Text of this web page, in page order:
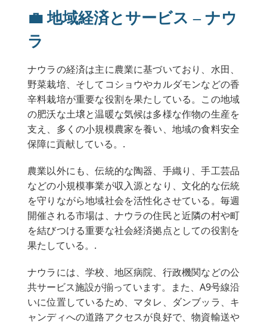
💼 地域経済とサービス – ナウ
ラ
ナウラの経済は主に農業に基づいており、水田、
野菜栽培、そしてコショウやカルダモンなどの香
辛料栽培が重要な役割を果たしている。この地域
の肥沃な土壌と温暖な気候は多様な作物の生産を
支え、多くの小規模農家を養い、地域の食料安全
保障に貢献している。.
農業以外にも、伝統的な陶器、手織り、手工芸品
などの小規模事業が収入源となり、文化的な伝統
を守りながら地域社会を活性化させている。毎週
開催される市場は、ナウラの住民と近隣の村や町
を結びつける重要な社会経済拠点としての役割を
果たしている。.
ナウラには、学校、地区病院、行政機関などの公
共サービス施設が揃っています。また、A9号線沿
いに位置しているため、マタレ、ダンブッラ、キ
ャンディへの道路アクセスが良好で、物資輸送や